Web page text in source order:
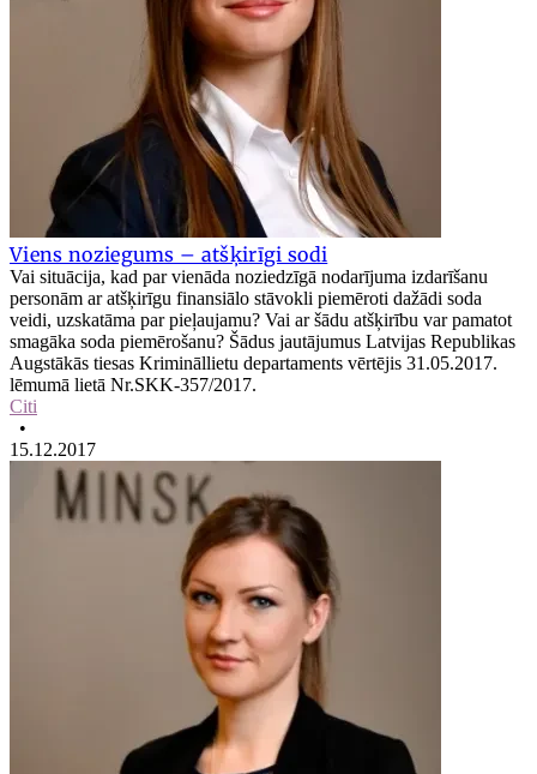
Viens noziegums – atšķirīgi sodi
Vai situācija, kad par vienāda noziedzīgā nodarījuma izdarīšanu
personām ar atšķirīgu finansiālo stāvokli piemēroti dažādi soda
veidi, uzskatāma par pieļaujamu? Vai ar šādu atšķirību var pamatot
smagāka soda piemērošanu? Šādus jautājumus Latvijas Republikas
Augstākās tiesas Krimināllietu departaments vērtējis 31.05.2017.
lēmumā lietā Nr.SKK-357/2017.
Citi
•
15.12.2017